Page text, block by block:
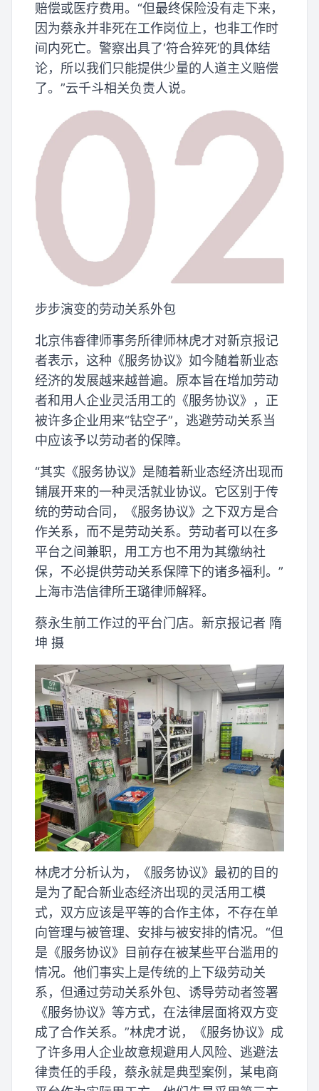
赔偿或医疗费用。“但最终保险没有走下来，
因为蔡永并非死在工作岗位上，也非工作时
间内死亡。警察出具了‘符合猝死’的具体结
论，所以我们只能提供少量的人道主义赔偿
了。”云千斗相关负责人说。
步步演变的劳动关系外包
北京伟睿律师事务所律师林虎才对新京报记
者表示，这种《服务协议》如今随着新业态
经济的发展越来越普遍。原本旨在增加劳动
者和用人企业灵活用工的《服务协议》，正
被许多企业用来“钻空子”，逃避劳动关系当
中应该予以劳动者的保障。
“其实《服务协议》是随着新业态经济出现而
铺展开来的一种灵活就业协议。它区别于传
统的劳动合同，《服务协议》之下双方是合
作关系，而不是劳动关系。劳动者可以在多
平台之间兼职，用工方也不用为其缴纳社
保，不必提供劳动关系保障下的诸多福利。”
上海市浩信律所王璐律师解释。
蔡永生前工作过的平台门店。新京报记者 隋
坤 摄
林虎才分析认为，《服务协议》最初的目的
是为了配合新业态经济出现的灵活用工模
式，双方应该是平等的合作主体，不存在单
向管理与被管理、安排与被安排的情况。“但
是《服务协议》目前存在被某些平台滥用的
情况。他们事实上是传统的上下级劳动关
系，但通过劳动关系外包、诱导劳动者签署
《服务协议》等方式，在法律层面将双方变
成了合作关系。”林虎才说，《服务协议》成
了许多用人企业故意规避用人风险、逃避法
律责任的手段，蔡永就是典型案例，某电商